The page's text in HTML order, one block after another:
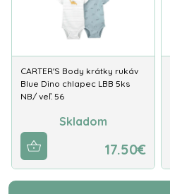
CARTER'S Body krátky rukáv
Blue Dino chlapec LBB 5ks
NB/ veľ. 56
Skladom
17.50€